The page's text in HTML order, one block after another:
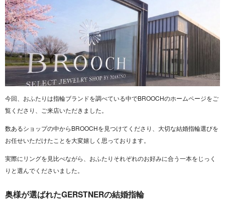
今回、おふたりは指輪ブランドを調べている中でBROOCHのホームページをご
覧くださり、ご来店いただきました。
数あるショップの中からBROOCHを見つけてくださり、大切な結婚指輪選びを
お任せいただけたことを大変嬉しく思っております。
実際にリングを見比べながら、おふたりそれぞれのお好みに合う一本をじっく
りと選んでくださいました。
奥様が選ばれたGERSTNERの結婚指輪